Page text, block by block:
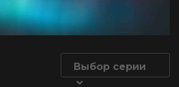
Выбор серии